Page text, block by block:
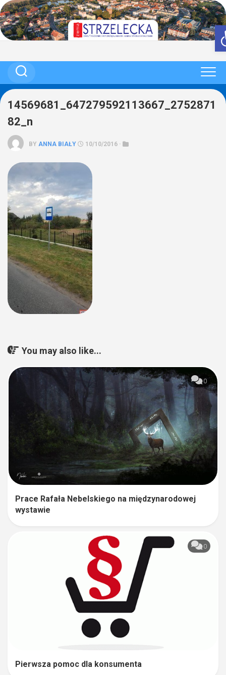
Skip
to
content
14569681_647279592113667_2752871
82_n
BY ANNA BIAŁY 10/10/2016 ·
You may also like...
0
Prace Rafała Nebelskiego na międzynarodowej
wystawie
0
Pierwsza pomoc dla konsumenta